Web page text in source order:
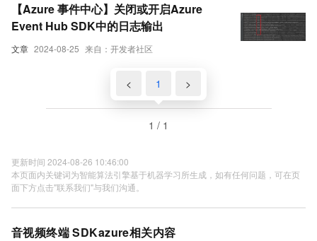
文章 2024-08-25 来自：开发者社区
【Azure 事件中心】关闭或开启Azure
Event Hub SDK中的日志输出
< 1 >
1 / 1
更新时间 2024-08-26 10:46:00
本页面内关键词为智能算法引擎基于机器学习所生成，如有任何问题，可在页
面下方点击"联系我们"与我们沟通。
音视频终端 SDKazure相关内容